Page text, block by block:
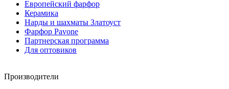
Европейский фарфор
Керамика
Нарды и шахматы Златоуст
Фарфор Pavone
Партнерская программа
Для оптовиков
Производители